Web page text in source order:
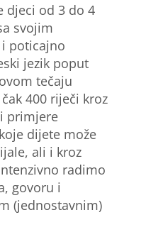
djeci od 3 do 4
svojim
poticajno
jezik poput
tečaju
400 riječi kroz
primjere
dijete može
ali i kroz
radimo
govoru i
(jednostavnim)